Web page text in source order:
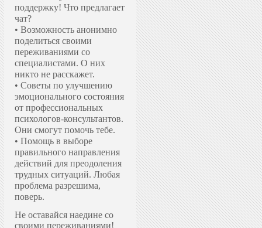
поддержку! Что предлагает
чат?
• Возможность анонимно
поделиться своими
переживаниями со
специалистами. О них
никто не расскажет.
• Советы по улучшению
эмоционального состояния
от профессиональных
психологов-консультантов.
Они смогут помочь тебе.
• Помощь в выборе
правильного направления
действий для преодоления
трудных ситуаций. Любая
проблема разрешима,
поверь.
Не оставайся наедине со
своими переживаниями!